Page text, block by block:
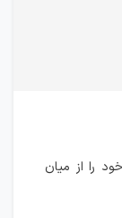
را از میان